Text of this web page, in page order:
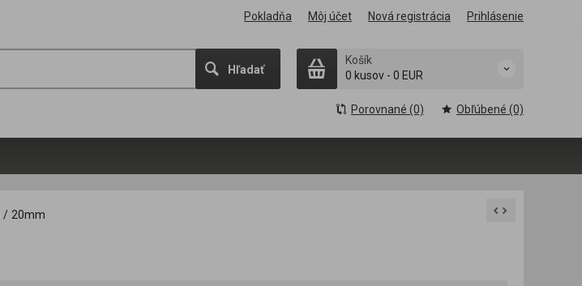
Pokladňa Môj účet Nová registrácia Prihlásenie
Hľadať
Košík
0 kusov - 0 EUR
Porovnané (0) Obľúbené (0)
/ 20mm